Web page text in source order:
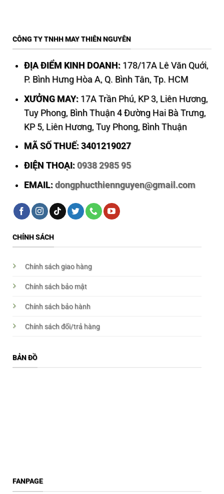
CÔNG TY TNHH MAY THIÊN NGUYÊN
ĐỊA ĐIỂM KINH DOANH: 178/17A Lê Văn Quới,
P. Bình Hưng Hòa A, Q. Bình Tân, Tp. HCM
XƯỞNG MAY: 17A Trần Phú, KP 3, Liên Hương,
Tuy Phong, Bình Thuận 4 Đường Hai Bà Trưng,
KP 5, Liên Hương, Tuy Phong, Bình Thuận
MÃ SỐ THUẾ: 3401219027
ĐIỆN THOẠI: 0938 2985 95
EMAIL: dongphucthiennguyen@gmail.com
CHÍNH SÁCH
Chính sách giao hàng
Chính sách bảo mật
Chính sách bảo hành
Chính sách đổi/trả hàng
BẢN ĐỒ
FANPAGE